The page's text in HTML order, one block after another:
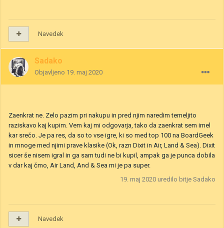
Navedek
Sadako
Objavljeno 19. maj 2020
Zaenkrat ne. Zelo pazim pri nakupu in pred njim naredim temeljito
raziskavo kaj kupim. Vem kaj mi odgovarja, tako da zaenkrat sem imel
kar srečo. Je pa res, da so to vse igre, ki so med top 100 na BoardGeek
in mnoge med njimi prave klasike (Ok, razn Dixit in Air, Land & Sea). Dixit
sicer še nisem igral in ga sam tudi ne bi kupil, ampak ga je punca dobila
v dar kaj čmo, Air Land, And & Sea mi je pa super.
19. maj 2020 uredilo bitje Sadako
Navedek